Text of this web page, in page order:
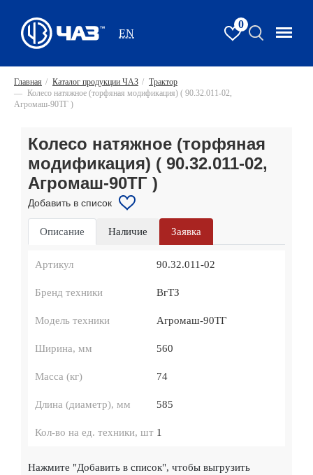
EN
0
Главная / Каталог продукции ЧАЗ / Трактор
— Колесо натяжное (торфяная модификация) ( 90.32.011-02,
Агромаш-90ТГ )
Колесо натяжное (торфяная
модификация) ( 90.32.011-02,
Агромаш-90ТГ )
Добавить в список
Описание Наличие Заявка
Артикул 90.32.011-02
Бренд техники ВгТЗ
Модель техники Агромаш-90ТГ
Ширина, мм 560
Масса (кг) 74
Длина (диаметр), мм 585
Кол-во на ед. техники, шт 1
Нажмите "Добавить в список", чтобы выгрузить